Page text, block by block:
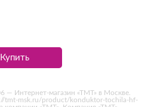
Купить
— Интернет-магазин «ТМТ» в Москве.
tmt-msk.ru/product/konduktor-tochila-hf-